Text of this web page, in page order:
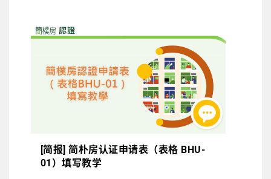
[简报] 简朴房认证申请表（表格 BHU-
01）填写教学